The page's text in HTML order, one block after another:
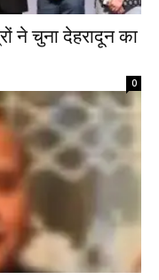
ने चुना देहरादून का
0